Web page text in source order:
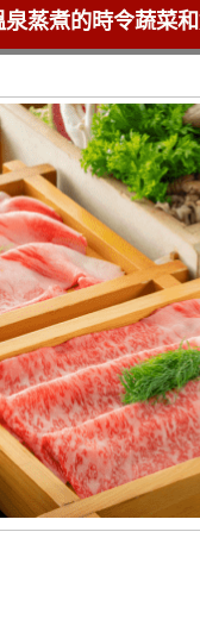
蒸煮的時令蔬菜